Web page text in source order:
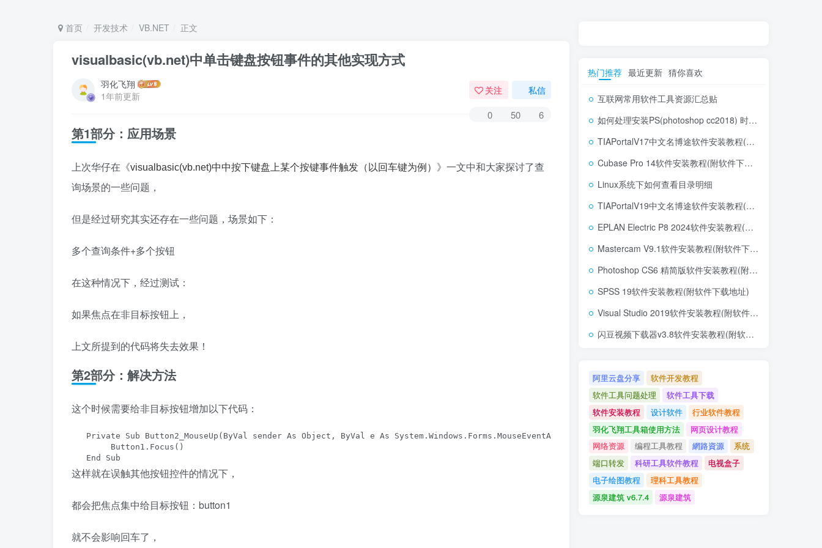
首页 开发技术 VB.NET 正文
visualbasic(vb.net)中单击键盘按钮事件的其他实现方式
羽化飞翔
1年前更新
关注 私信
0 50 6
第1部分：应用场景
上次华仔在《visualbasic(vb.net)中中按下键盘上某个按键事件触发（以回车键为例） 》一文中和大家探讨了查
询场景的一些问题，
但是经过研究其实还存在一些问题，场景如下：
多个查询条件+多个按钮
在这种情况下，经过测试：
如果焦点在非目标按钮上，
上文所提到的代码将失去效果！
第2部分：解决方法
这个时候需要给非目标按钮增加以下代码：
Private Sub Button2_MouseUp(ByVal sender As Object, ByVal e As System.Windows.Forms.MouseEventArgs) Handles Button2.MouseUp
Button1.Focus()
End Sub
这样就在误触其他按钮控件的情况下，
都会把焦点集中给目标按钮：button1
就不会影响回车了，
热门推荐 最近更新 猜你喜欢
互联网常用软件工具资源汇总贴
如何处理安装PS(photoshop cc2018) 时，提示系统或者IE浏览器需要升级
TIAPortalV17中文名博途软件安装教程(附软件下载地址)
Cubase Pro 14软件安装教程(附软件下载地址)
Linux系统下如何查看目录明细
TIAPortalV19中文名博途软件安装教程(附软件下载地址)
EPLAN Electric P8 2024软件安装教程(附软件下载地址)
Mastercam V9.1软件安装教程(附软件下载地址)
Photoshop CS6 精简版软件安装教程(附软件下载地址)
SPSS 19软件安装教程(附软件下载地址)
Visual Studio 2019软件安装教程(附软件下载地址)
闪豆视频下载器v3.8软件安装教程(附软件下载地址)
阿里云盘分享
软件开发教程
软件工具问题处理
软件工具下载
软件安装教程
设计软件
行业软件教程
羽化飞翔工具箱使用方法
网页设计教程
网络资源
编程工具教程 網路資源
系统
端口转发
科研工具软件教程
电视盒子
电子绘图教程
理科工具教程
源泉建筑 v6.7.4
源泉建筑